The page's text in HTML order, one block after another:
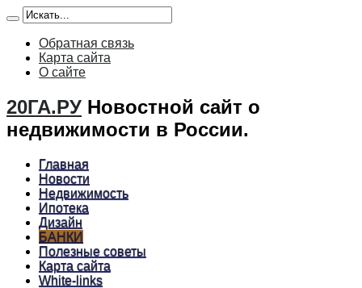
Обратная связь
Карта сайта
О сайте
20ГА.РУ Новостной сайт о
недвижимости в России.
Главная
Новости
Недвижимость
Ипотека
Дизайн
БАНКИ
Полезные советы
Карта сайта
White-links